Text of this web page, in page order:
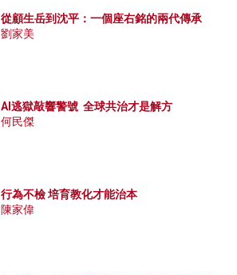
從顧生岳到沈平：一個座右銘的兩代傳承
劉家美
AI逃獄敲響警號 全球共治才是解方
何民傑
行為不檢 培育教化才能治本
陳家偉